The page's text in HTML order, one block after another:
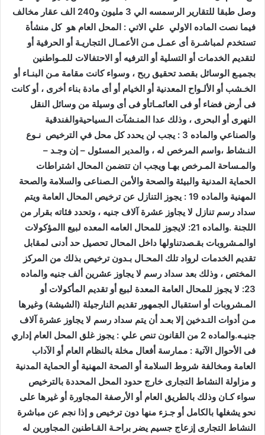
وصل طبقا للتقارير الرسمسه الي 3 مليون و240 الف عقار مخالف
فيما نصت الماده الاولي علي الاتي : المحل العام هو كل منشأة
تستخدم لمباشـرة أى عمـل مـن الأعمـال التجاريـة أو الحرفية أو
لتقديم الخدمات أو التسلية أو الترفيه أو الاحتفالات للمـواطنين
بجميـع الوسائل بقصد تحقيق ربح ، وسواء كانت مقامة مـن البنـاء أو
الخـشب أو الألـواح المعدنية أو الخيام أو أى مادة بناء أخرى ، أو كانت
فى أرض فضاء أو فى العائمـاتأو فى أى وسيلة من وسائل النقل
النهرى أو البحرى ، وذلك عدا المنـشآت الـسياحيةوالفندقية
والصناعي والماده 3 : يجب لن يحدد كل محل في الترخيص نـوع
النـشاط ،واسم المرخص له ، والمدير المسئول – إن وجـد –
والمـساحة المـرخص بهـا ويجب ان تتضمن المحال اشتراطات
الحماية المدنية والبيئة والصحة والأمن الـصناعى والسلامة والصحة
المهنية والماده 19 : يجوز التنازل عن ترخيص المحال العامة ويتم
سداد رسم تنازل لا يجاوز عشرة آلاف جنيه ، وتحدد فئاته بقرار من
اللجنة .والماده 21: لايجوز للمحال العامه المعده لبيع االمؤكولات
اوالمـشروبات بقـصدتناولها داخل المحال تحصيل حد أدنى لمقابل
تقديم الخدمات لرواد تلك المحـال بـدون ترخيص بذلك من المركز
المختص ، وذلك بعد سداد رسم لا يجاوز عشرين ألف جنيه والماده
23: لا يجوز للمحال العامة المعدة لبيع أو تقديم المأكولات أو
المـشروبات أو استقبال الجمهور تقديم النارجيلة (الشيشة) وغيرها
مـن أدوات التـدخين إلا بعـد أن يتم سداد رسم لا يجاوز عشرة آلاف
جنيـه.والماده 2 من القانون تنص علي : يجوز غلق المحل العام إداري
فى الأحوال الآتية : ممارسة أفعال مخلة بالنظام العام أو الآداب
العامة ومخالفة شروط السلامة أو الصحة المهنية أو الحماية المدنية
و مزاولة النشاط التجارى خارج حدود المحل المحددة بالترخيص
سواء كـان وذلك بالطريق العام أو الأرصفة المجاورة أو غيرها على
نحو يشغلها بالكامل أو جـزء منها دون ترخيص و إذا نجم عن مباشرة
النشاط التجارى إزعاج جسيم يضر براحـة القـاطنين المجاورين له